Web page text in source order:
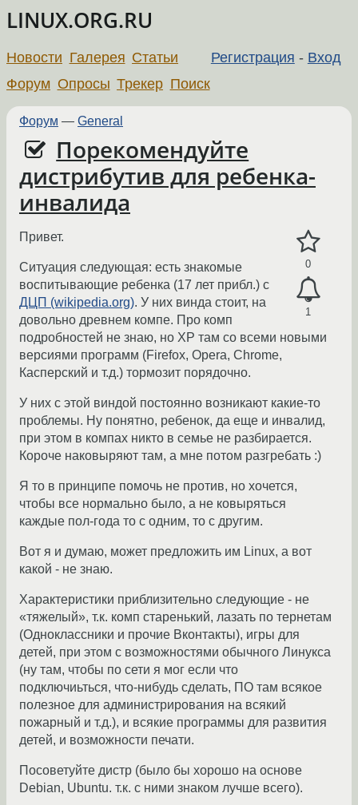
LINUX.ORG.RU
Регистрация - Вход
Новости Галерея Статьи
Форум Опросы Трекер Поиск
Форум — General
Порекомендуйте
дистрибутив для ребенка-
инвалида
0
1
Привет.
Ситуация следующая: есть знакомые
воспитывающие ребенка (17 лет прибл.) c
ДЦП (wikipedia.org). У них винда стоит, на
довольно древнем компе. Про комп
подробностей не знаю, но XP там со всеми новыми
версиями программ (Firefox, Opera, Chrome,
Касперский и т.д.) тормозит порядочно.
У них с этой виндой постоянно возникают какие-то
проблемы. Ну понятно, ребенок, да еще и инвалид,
при этом в компах никто в семье не разбирается.
Короче наковыряют там, а мне потом разгребать :)
Я то в принципе помочь не против, но хочется,
чтобы все нормально было, а не ковыряться
каждые пол-года то с одним, то с другим.
Вот я и думаю, может предложить им Linux, а вот
какой - не знаю.
Характеристики приблизительно следующие - не
«тяжелый», т.к. комп старенький, лазать по тернетам
(Одноклассники и прочие Вконтакты), игры для
детей, при этом с возможностями обычного Линукса
(ну там, чтобы по сети я мог если что
подключиьться, что-нибудь сделать, ПО там всякое
полезное для администрирования на всякий
пожарный и т.д.), и всякие программы для развития
детей, и возможности печати.
Посоветуйте дистр (было бы хорошо на основе
Debian, Ubuntu. т.к. с ними знаком лучше всего).